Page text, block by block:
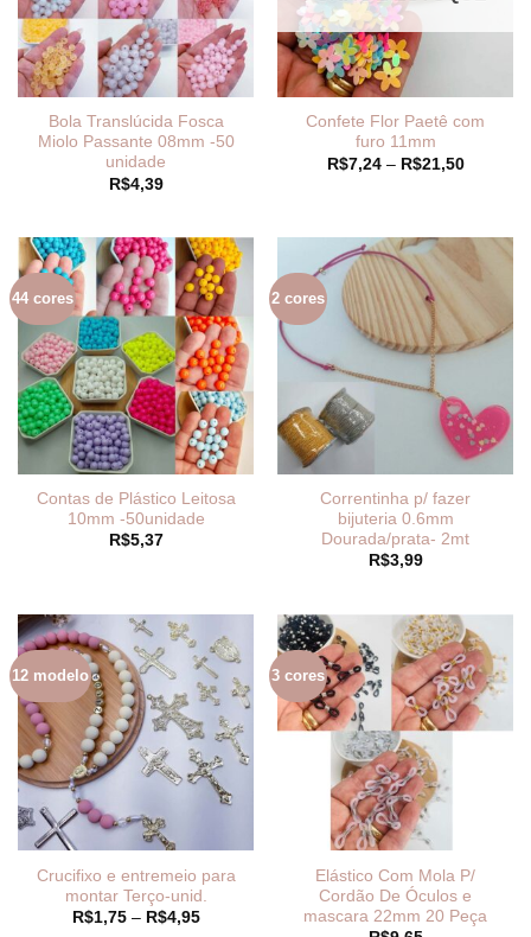
Bola Translúcida Fosca
Miolo Passante 08mm -50
unidade
R$4,39
Confete Flor Paetê com
furo 11mm
R$7,24 – R$21,50Faixa
R$21,50
44 cores
Contas de Plástico Leitosa
10mm -50unidade
R$5,37
2 cores
Correntinha p/ fazer
bijuteria 0.6mm
Dourada/prata- 2mt
R$3,99
12 modelo
Crucifixo e entremeio para
montar Terço-unid.
R$1,75 – R$4,95Faixa
3 cores
Elástico Com Mola P/
Cordão De Óculos e
mascara 22mm 20 Peça